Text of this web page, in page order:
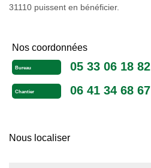
31110 puissent en bénéficier.
Nos coordonnées
Bureau 05 33 06 18 82
Chantier 06 41 34 68 67
Nous localiser